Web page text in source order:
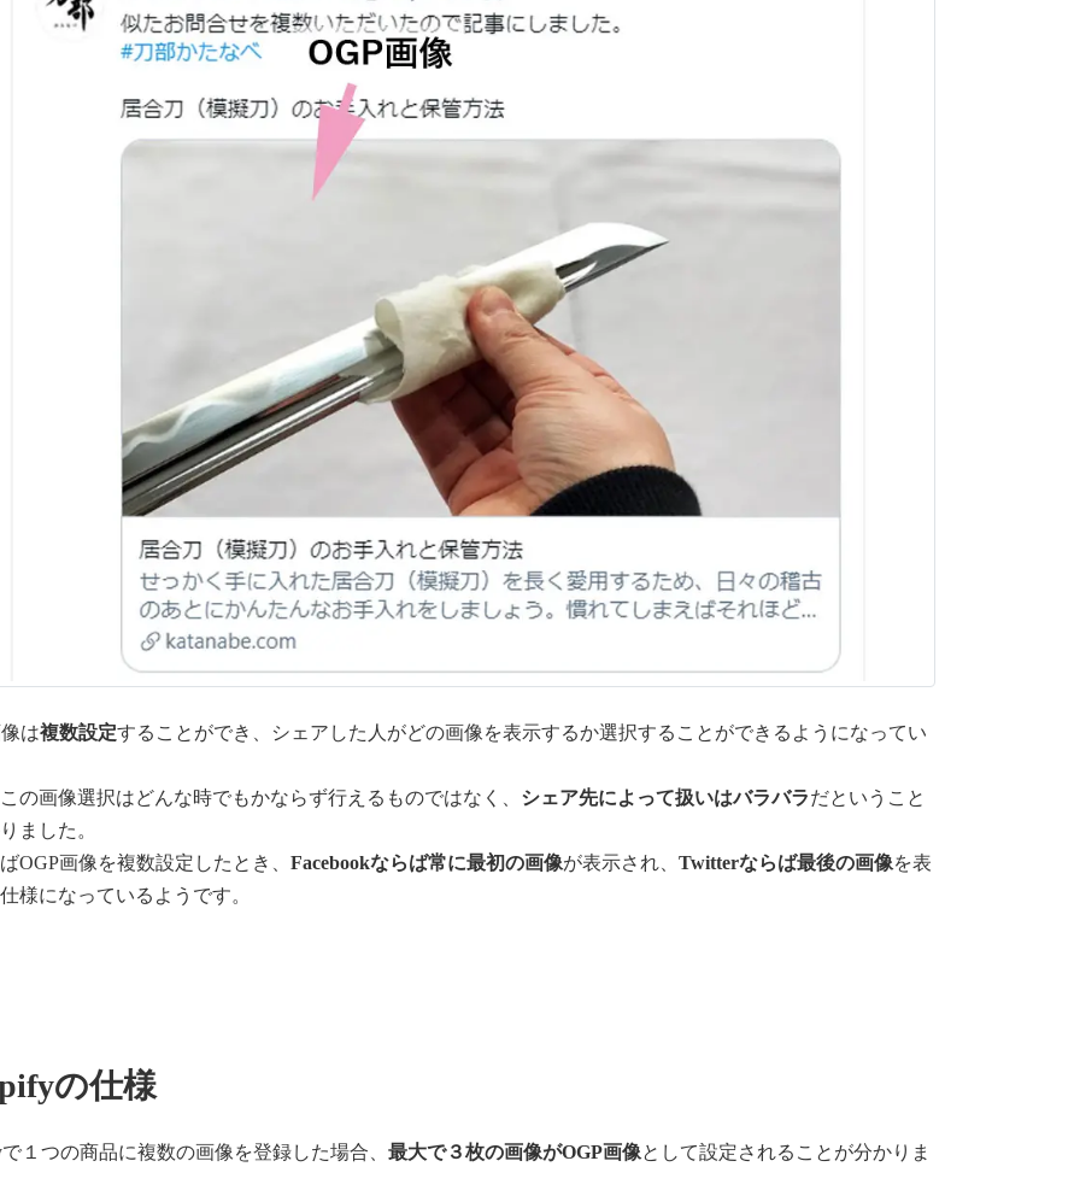
は複数設定することができ、シェアした人がどの画像を表示するか選択することができるようになってい
の画像選択はどんな時でもかならず行えるものではなく、 シェア先によって扱いはバラバラだということ
ました。
OGP画像を複数設定したとき、Facebookならば常に最初の画像が表示され、Twitterならば最後の画像を表
様になっているようです。
の仕様
で１つの商品に複数の画像を登録した場合、最大で３枚の画像がOGP画像として設定されることが分かりま